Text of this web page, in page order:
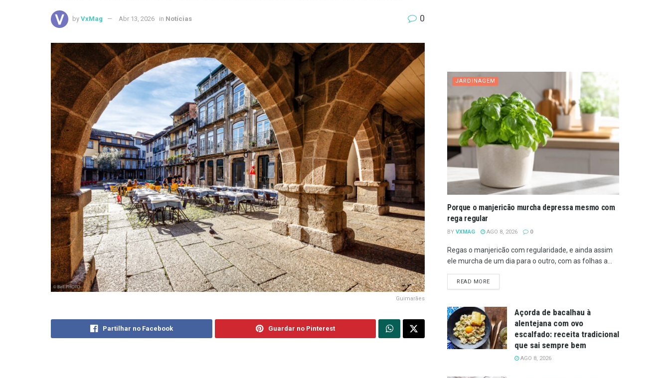
by VxMag Abr 13, 2026 in Notícias 0
Guimarães
Partilhar no Facebook Guardar no Pinterest
JARDINAGEM
Porque o manjericão murcha depressa mesmo com
rega regular
BY VXMAG AGO 8, 2026 0
Regas o manjericão com regularidade, e ainda assim
ele murcha de um dia para o outro, com as folhas a...
READ MOREDETAILS
Açorda de bacalhau à
alentejana com ovo
escalfado: receita tradicional
que sai sempre bem
AGO 8, 2026